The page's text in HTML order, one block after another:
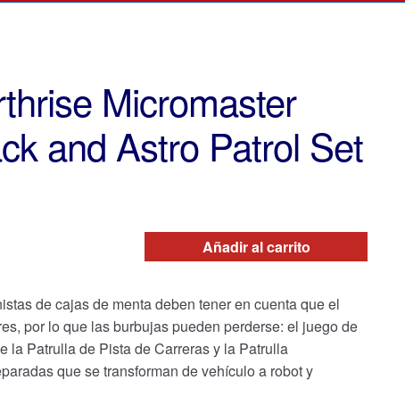
Micromaster
and Astro Patrol Set
Añadir al carrito
de cajas de menta deben tener en cuenta que el
por lo que las burbujas pueden perderse: el juego de
la Patrulla de Pista de Carreras y la Patrulla
que se transforman de vehículo a robot y